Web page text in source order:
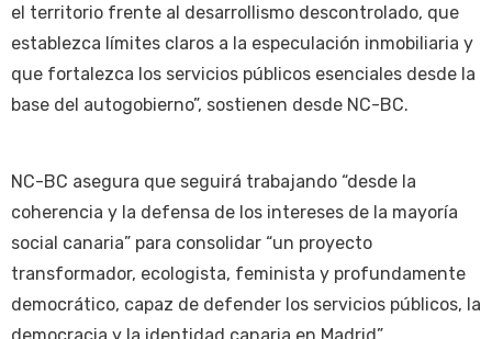
el territorio frente al desarrollismo descontrolado, que
establezca límites claros a la especulación inmobiliaria y
que fortalezca los servicios públicos esenciales desde la
base del autogobierno”, sostienen desde NC-BC.
NC-BC asegura que seguirá trabajando “desde la
coherencia y la defensa de los intereses de la mayoría
social canaria” para consolidar “un proyecto
transformador, ecologista, feminista y profundamente
democrático, capaz de defender los servicios públicos, la